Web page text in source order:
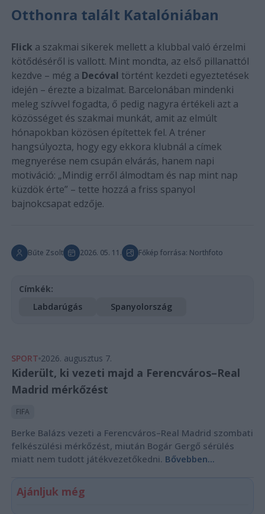
Otthonra talált Katalóniában
Flick a szakmai sikerek mellett a klubbal való érzelmi
kötődéséről is vallott. Mint mondta, az első pillanattól
kezdve – még a Decóval történt kezdeti egyeztetések
idején – érezte a bizalmat. Barcelonában mindenki
meleg szívvel fogadta, ő pedig nagyra értékeli azt a
közösséget és szakmai munkát, amit az elmúlt
hónapokban közösen építettek fel. A tréner
hangsúlyozta, hogy egy ekkora klubnál a címek
megnyerése nem csupán elvárás, hanem napi
motiváció: „Mindig erről álmodtam és nap mint nap
küzdök érte” – tette hozzá a friss spanyol
bajnokcsapat edzője.
Bűte Zsolt 2026. 05. 11. Főkép forrása: Northfoto
Címkék:
Labdarúgás
Spanyolország
SPORT 2026. augusztus 7.
Kiderült, ki vezeti majd a Ferencváros–Real
Madrid mérkőzést
FIFA
Berke Balázs vezeti a Ferencváros–Real Madrid szombati
felkészülési mérkőzést, miután Bogár Gergő sérülés
miatt nem tudott játékvezetőkedni. Bővebben...
Ajánljuk még